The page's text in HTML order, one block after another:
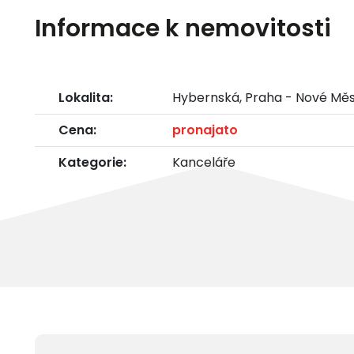
Informace k nemovitosti
Lokalita:
Hybernská, Praha - Nové
Cena:
pronajato
Kategorie:
Kanceláře